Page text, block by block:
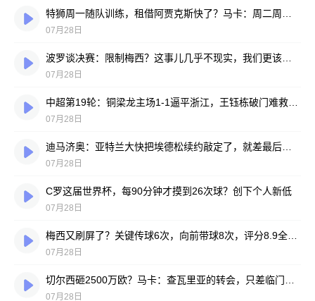
07月28日
07月28日
07月28日
07月28日
C罗这届世界杯，每90分钟才摸到26次球？创下个人新低
07月28日
07月28日
07月28日